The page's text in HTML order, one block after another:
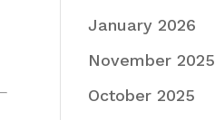
January 2026
November 2025
October 2025